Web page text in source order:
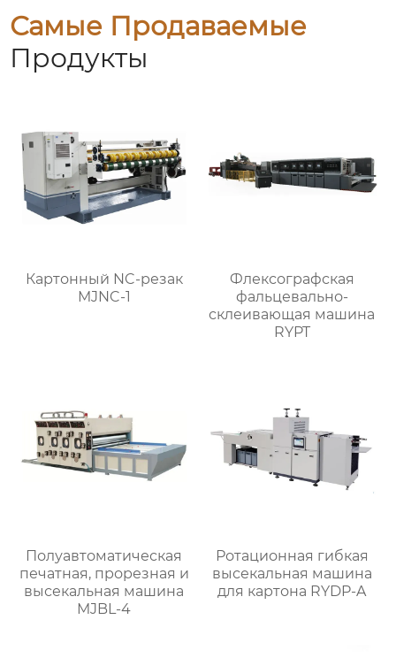
Самые Продаваемые
Продукты
Картонный NC-резак
MJNC-1
Флексографская
фальцевально-
склеивающая машина
RYPT
Полуавтоматическая
печатная, прорезная и
высекальная машина
MJBL-4
Ротационная гибкая
высекальная машина
для картона RYDP-A